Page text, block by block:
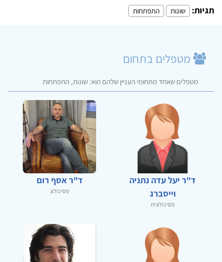
תגיות: שונות התפתחות
מטפלים בתחום
מטפלים שאחד מתחומי העניין שלהם הוא: שונות, התפתחות
ד"ר יעל עדה נתניה
וייסברג
פסיכולוגית
ד"ר אסף רום
פסיכולוג